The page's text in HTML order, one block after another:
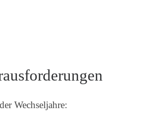
Wechseljahre: